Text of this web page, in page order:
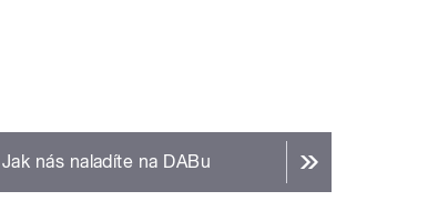
Jak nás naladíte na DABu